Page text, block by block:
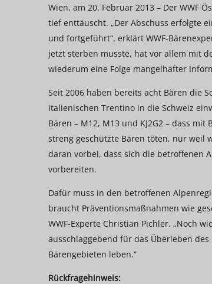
Wien, am 20. Februar 2013 – Der WWF
tief enttäuscht. „Der Abschuss erfolgte
und fortgeführt“, erklärt WWF-
jetzt sterben musste, hat vor allem mit
wiederum eine Folge mangelhafter
Seit 2006 haben bereits acht Bären die
italienischen Trentino in die Schweiz
Bären – M12, M13 und KJ2G2 – dass
streng geschützte Bären töten, nur weil
daran vorbei, dass sich die betroffenen
vorbereiten.
Dafür muss in den betroffenen
braucht Präventionsmaßnahmen wie
WWF-Experte Christian Pichler. „Noch
ausschlaggebend für das Überleben
Bärengebieten leben.“
Rückfragehinweis: